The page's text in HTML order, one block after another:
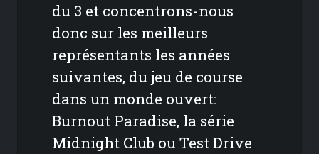
du 3 et concentrons-nous
donc sur les meilleurs
représentants les années
suivantes, du jeu de course
dans un monde ouvert:
Burnout Paradise, la série
Midnight Club ou Test Drive